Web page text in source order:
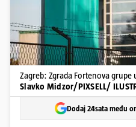
Zagreb: Zgrada Fortenova grupe
Slavko Midzor/PIXSELL/
Dodaj 24sata među